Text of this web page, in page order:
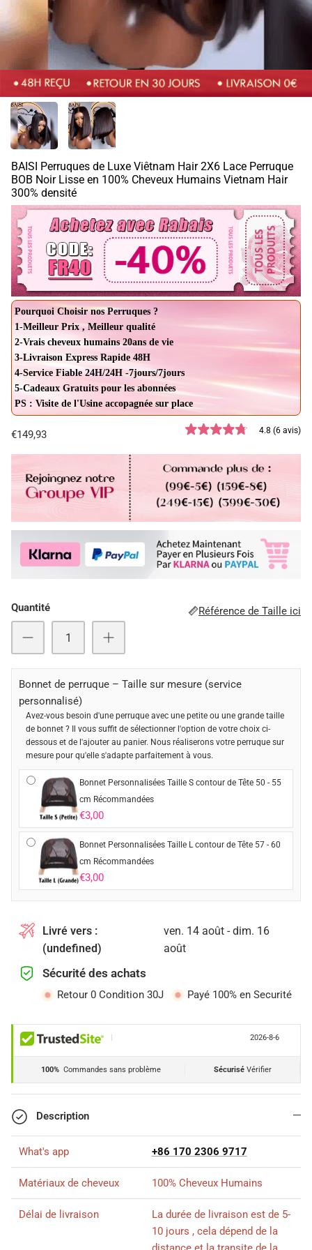
BAISI Perruques de Luxe Viêtnam Hair 2X6 Lace Perruque
BOB Noir Lisse en 100% Cheveux Humains Vietnam Hair
300% densité
Pourquoi Choisir nos Perruques ?
1-Meilleur Prix , Meilleur qualité
2-Vrais cheveux humains 20ans de vie
3-Livraison Express Rapide 48H
4-Service Fiable 24H/24H -7jours/7jours
5-Cadeaux Gratuits pour les abonnées
PS : Visite de l'Usine accopagnée sur place
€149,93 4.8 (6 avis)
Quantité Référence de Taille ici
Bonnet de perruque – Taille sur mesure (service
personnalisé)
Avez-vous besoin d'une perruque avec une petite ou une grande taille
de bonnet ? Il vous suffit de sélectionner l'option de votre choix ci-
dessous et de l'ajouter au panier. Nous réaliserons votre perruque sur
mesure pour qu'elle s'adapte parfaitement à vous.
Bonnet Personnalisées Taille S contour de Tête 50 - 55
cm Récommandées
€3,00
Bonnet Personnalisées Taille L contour de Tête 57 - 60
cm Récommandées
€3,00
Livré vers :
(undefined)
ven. 14 août - dim. 16
août
Sécurité des achats
Retour 0 Condition 30J Payé 100% en Securité
2026-8-6
100% Commandes sans problème SécuriséVérifier
Description
What's app +86 170 2306 9717
Matériaux de cheveux 100% Cheveux Humains
Délai de livraison
La durée de livraison est de 5-
10 jours , cela dépend de la